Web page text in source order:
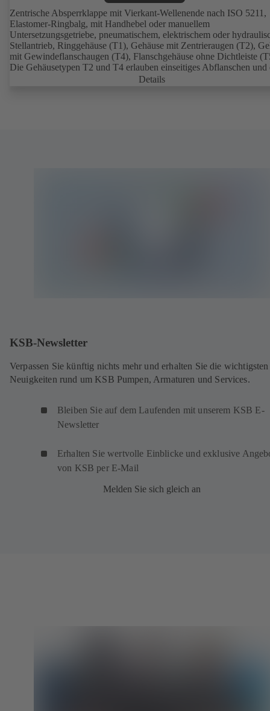
Zentrische Absperrklappe mit Vierkant-Wellenende nach ISO 5211,
Elastomer-Ringbalg, mit Handhebel oder manuellem
Untersetzungsgetriebe, pneumatischem, elektrischem oder
Stellantrieb, Ringgehäuse (T1), Gehäuse mit Zentrieraugen (T2),
mit Gewindeflanschaugen (T4), Flanschgehäuse ohne Dichtleiste
Die Gehäusetypen T2 und T4 erlauben einseitiges Abflanschen und
Einbau als Endarmatur mit Gegenflansch. Anschlüsse nach EN,
Details
KSB-Newsletter
Verpassen Sie künftig nichts mehr und erhalten Sie die wichtigsten
Neuigkeiten rund um KSB Pumpen, Armaturen und Services.
Bleiben Sie auf dem Laufenden mit unserem KSB E-
Newsletter
Erhalten Sie wertvolle Einblicke und exklusive
von KSB per E-Mail
Melden Sie sich gleich an